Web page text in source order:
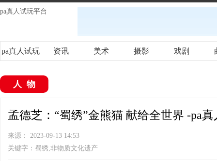
pa真人试玩平台
pa真人试玩 资讯 美术 摄影 戏剧
人物
孟德芝：“蜀绣”金熊猫 献给全世界 -pa
来源： 2023-09-13 14:53
关键字：蜀绣,非物质文化遗产